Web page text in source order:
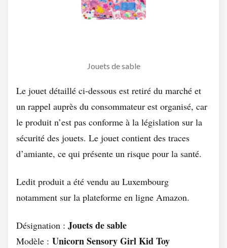
Jouets de sable
Le jouet détaillé ci-dessous est retiré du marché et
un rappel auprès du consommateur est organisé, car
le produit n’est pas conforme à la législation sur la
sécurité des jouets. Le jouet contient des traces
d’amiante, ce qui présente un risque pour la santé.
Ledit produit a été vendu au Luxembourg
notamment sur la plateforme en ligne Amazon.
Désignation : Jouets de sable
Modèle : Unicorn Sensory Girl Kid Toy